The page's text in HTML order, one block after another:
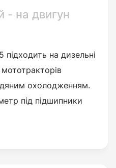
- на двигун
підходить на дизельні
охолодженням.
під підшипники